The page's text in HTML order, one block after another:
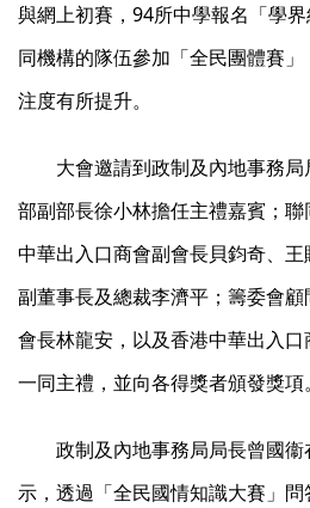
與網上初賽，94所中學報名「學
同機構的隊伍參加「全民團體賽
注度有所提升。
大會邀請到政制及內地事務
部副部長徐小林擔任主禮嘉賓；
中華出入口商會副會長貝鈞奇、王
副董事長及總裁李濟平；籌委會
會長林龍安，以及香港中華出入
一同主禮，並向各得獎者頒發獎項。
政制及內地事務局局長曾國
示，透過「全民國情知識大賽」